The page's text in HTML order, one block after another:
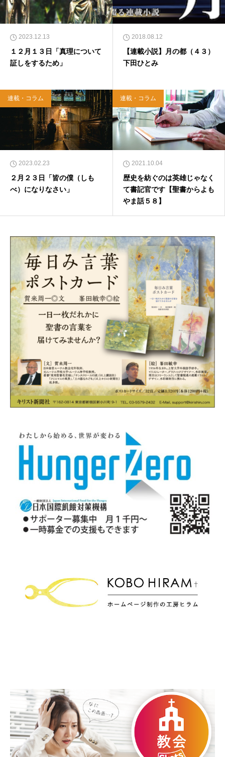
2023.12.13
１２月１３日「真理について
証しをするため」
2018.08.12
【連載小説】月の都（４３）
下田ひとみ
連載・コラム
2023.02.23
２月２３日「皆の僕（しも
べ）になりなさい」
連載・コラム
2021.10.04
歴史を紡ぐのは英雄じゃなく
て書記官です【聖書からよも
やま話５８】